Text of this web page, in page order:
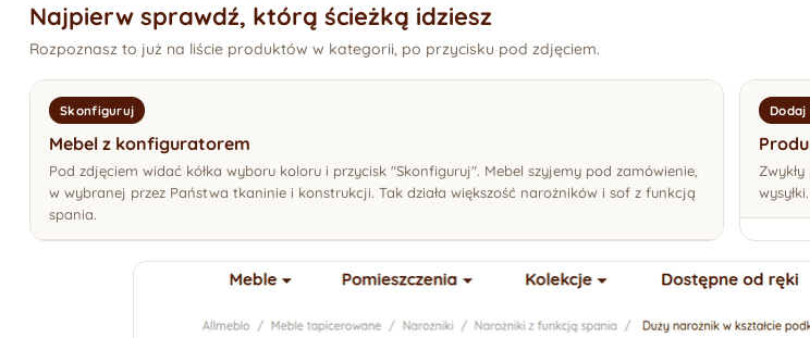
Najpierw sprawdź, którą ścieżką idziesz
Rozpoznasz to już na liście produktów w kategorii, po przycisku pod zdjęciem.
Skonfiguruj
Mebel z konfiguratorem
Pod zdjęciem widać kółka wyboru koloru i przycisk "Skonfiguruj". Mebel szyjemy pod zamówienie,
w wybranej przez Państwa tkaninie i konstrukcji. Tak działa większość narożników i sof z funkcją
spania.